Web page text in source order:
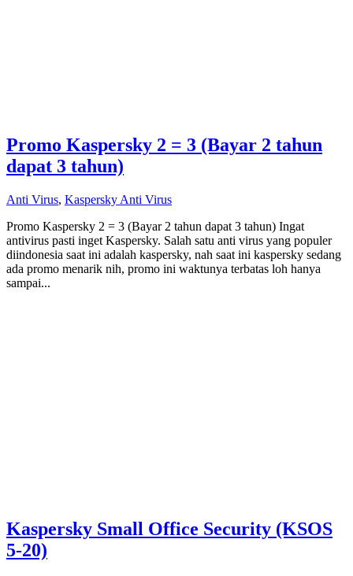
Promo Kaspersky 2 = 3 (Bayar 2 tahun
dapat 3 tahun)
Anti Virus, Kaspersky Anti Virus
Promo Kaspersky 2 = 3 (Bayar 2 tahun dapat 3 tahun) Ingat
antivirus pasti inget Kaspersky. Salah satu anti virus yang populer
diindonesia saat ini adalah kaspersky, nah saat ini kaspersky sedang
ada promo menarik nih, promo ini waktunya terbatas loh hanya
sampai...
Kaspersky Small Office Security (KSOS
5-20)